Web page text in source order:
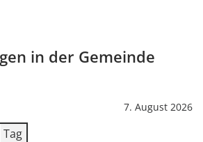
in der Gemeinde
7. August 2026
Tag